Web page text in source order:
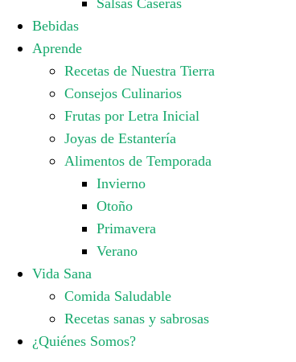
Bebidas
Aprende
Recetas de Nuestra Tierra
Consejos Culinarios
Frutas por Letra Inicial
Joyas de Estantería
Alimentos de Temporada
Invierno
Otoño
Primavera
Verano
Vida Sana
Comida Saludable
Recetas sanas y sabrosas
¿Quiénes Somos?